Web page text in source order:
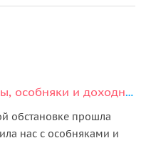
Дворики московские: дворцы, особняки и доходные дома столицы
обстановке прошла
нас с особняками и